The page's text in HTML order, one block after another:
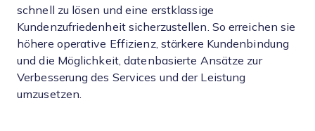
schnell zu lösen und eine erstklassige
Kundenzufriedenheit sicherzustellen. So erreichen sie
höhere operative Effizienz, stärkere Kundenbindung
und die Möglichkeit, datenbasierte Ansätze zur
Verbesserung des Services und der Leistung
umzusetzen.